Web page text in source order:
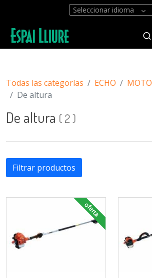
Seleccionar idioma
Todas las categorías ECHO
De altura
De altura ( 2)
Filtrar productos
oferta